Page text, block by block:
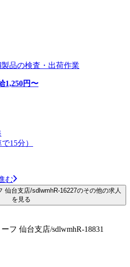
品の検査・出荷作業
1,250円〜
15分）
む
仙台支店/sdlwmhR-16227のその他の求人
を見る
フ 仙台支店/sdlwmhR-18831